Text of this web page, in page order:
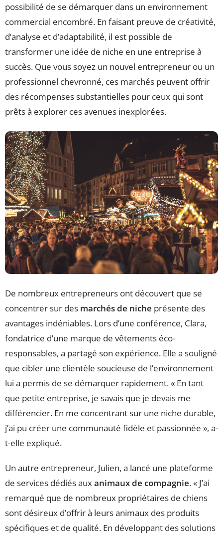
possibilité de se démarquer dans un environnement
commercial encombré. En faisant preuve de créativité,
d’analyse et d’adaptabilité, il est possible de
transformer une idée de niche en une entreprise à
succès. Que vous soyez un nouvel entrepreneur ou un
professionnel chevronné, ces marchés peuvent offrir
des récompenses substantielles pour ceux qui sont
prêts à explorer ces avenues inexplorées.
De nombreux entrepreneurs ont découvert que se
concentrer sur des marchés de niche présente des
avantages indéniables. Lors d’une conférence, Clara,
fondatrice d’une marque de vêtements éco-
responsables, a partagé son expérience. Elle a souligné
que cibler une clientèle soucieuse de l’environnement
lui a permis de se démarquer rapidement. « En tant
que petite entreprise, je savais que je devais me
différencier. En me concentrant sur une niche durable,
j’ai pu créer une communauté fidèle et passionnée », a-
t-elle expliqué.
Un autre entrepreneur, Julien, a lancé une plateforme
de services dédiés auxanimaux de compagnie. « J’ai
remarqué que de nombreux propriétaires de chiens
sont désireux d’offrir à leurs animaux des produits
spécifiques et de qualité. En développant des solutions